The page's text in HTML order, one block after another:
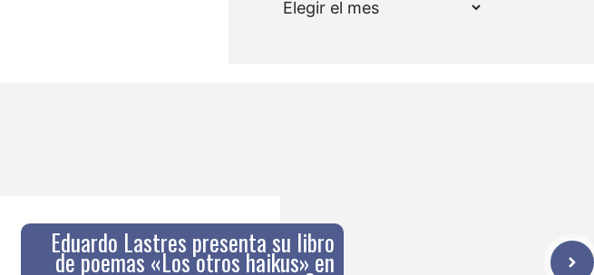
Eduardo Lastres presenta su libro
de poemas «Los otros haikus» en